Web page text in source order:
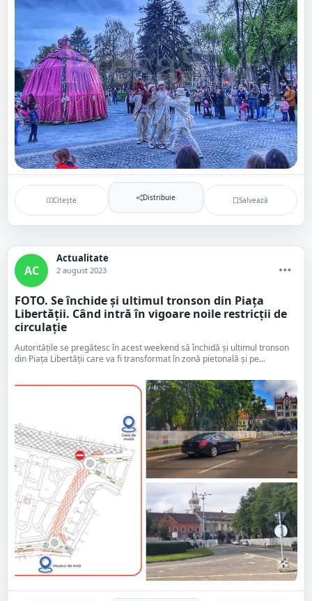
Citește Distribuie Salvează
AC
Actualitate
2 august 2023
FOTO. Se închide și ultimul tronson din Piața
Libertății. Când intră în vigoare noile restricții de
circulație
Autoritățile se pregătesc în acest weekend să închidă și ultimul tronson
din Piața Libertății care va fi transformat în zonă pietonală și pe...